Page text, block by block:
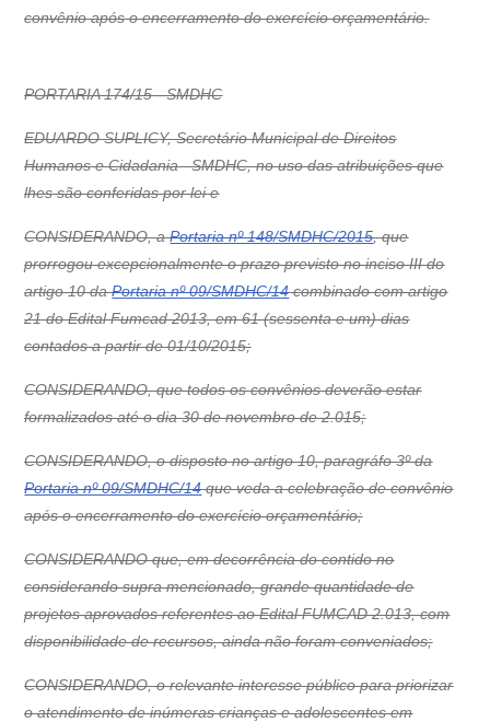
convênio após o encerramento do exercício orçamentário.
PORTARIA 174/15 - SMDHC
EDUARDO SUPLICY, Secretário Municipal de Direitos
Humanos e Cidadania –SMDHC, no uso das atribuições que
lhes são conferidas por lei e
CONSIDERANDO, aPortaria nº 148/SMDHC/2015, que
prorrogou excepcionalmente o prazo previsto no inciso III do
artigo 10 daPortaria nº 09/SMDHC/14combinado com artigo
21 do Edital Fumcad 2013, em 61 (sessenta e um) dias
contados a partir de 01/10/2015;
CONSIDERANDO, que todos os convênios deverão estar
formalizados até o dia 30 de novembro de 2.015;
CONSIDERANDO, o disposto no artigo 10, paragráfo 3º da
Portaria nº 09/SMDHC/14que veda a celebração de convênio
após o encerramento do exercício orçamentário;
CONSIDERANDO que, em decorrência do contido no
considerando supra mencionado, grande quantidade de
projetos aprovados referentes ao Edital FUMCAD 2.013, com
disponibilidade de recursos, ainda não foram conveniados;
CONSIDERANDO, o relevante interesse público para priorizar
o atendimento de inúmeras crianças e adolescentes em